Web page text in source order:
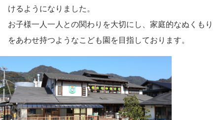
けるようになりました。
お子様一人一人との関わりを大切にし、家庭的なぬくもり
をあわせ持つようなこども園を目指しております。